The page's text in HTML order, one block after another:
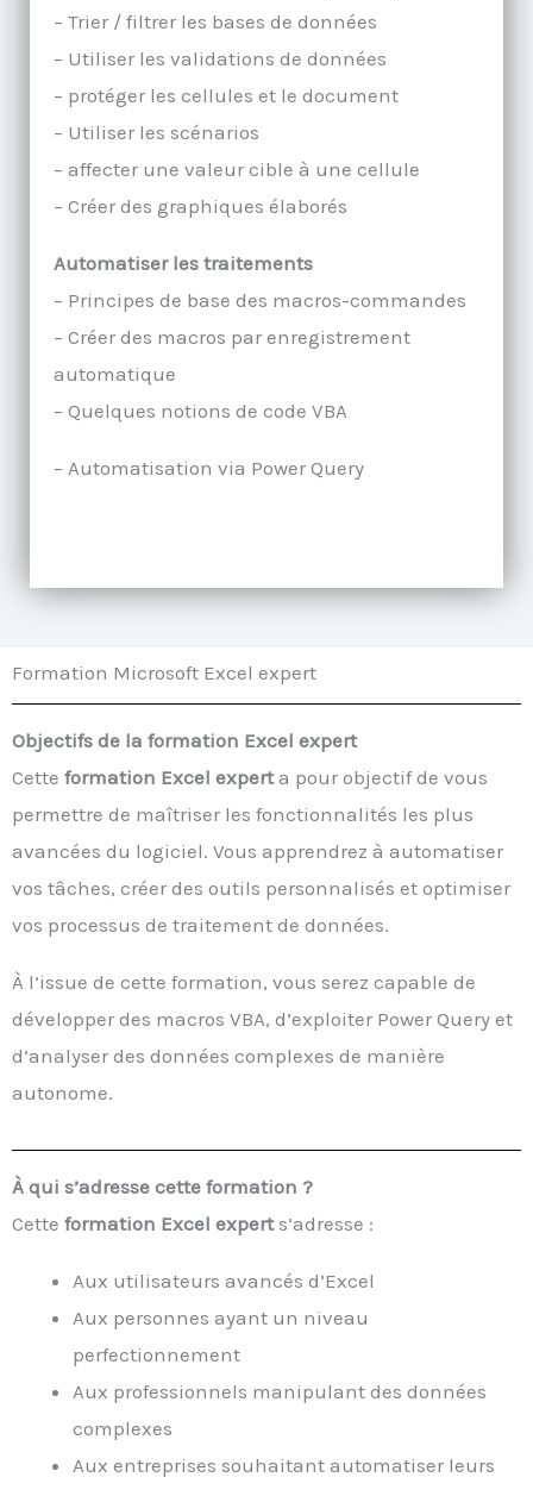
– Trier / filtrer les bases de données
– Utiliser les validations de données
– protéger les cellules et le document
– Utiliser les scénarios
– affecter une valeur cible à une cellule
– Créer des graphiques élaborés
Automatiser les traitements
– Principes de base des macros-commandes
– Créer des macros par enregistrement
automatique
– Quelques notions de code VBA
– Automatisation via Power Query
Formation Microsoft Excel expert
Objectifs de la formation Excel expert
Cette formation Excel experta pour objectif de vous
permettre de maîtriser les fonctionnalités les plus
avancées du logiciel. Vous apprendrez à automatiser
vos tâches, créer des outils personnalisés et optimiser
vos processus de traitement de données.
À l’issue de cette formation, vous serez capable de
développer des macros VBA, d’exploiter Power Query et
d’analyser des données complexes de manière
autonome.
À qui s’adresse cette formation ?
Cette formation Excel experts’adresse :
Aux utilisateurs avancés d’Excel
Aux personnes ayant un niveau
perfectionnement
Aux professionnels manipulant des données
complexes
Aux entreprises souhaitant automatiser leurs